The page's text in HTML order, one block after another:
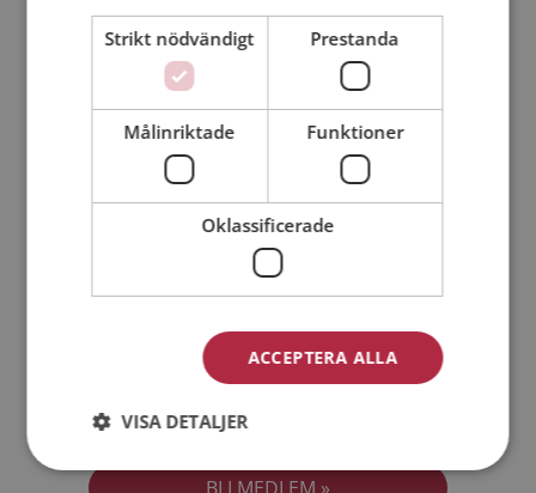
Bli medlem utan kostnad!
Min ålder:
Personuppgiftspolicyn
Strikt nödvändigt Prestanda
Målinriktade Funktioner
Oklassificerade
ACCEPTERA ALLA
VISA DETALJER